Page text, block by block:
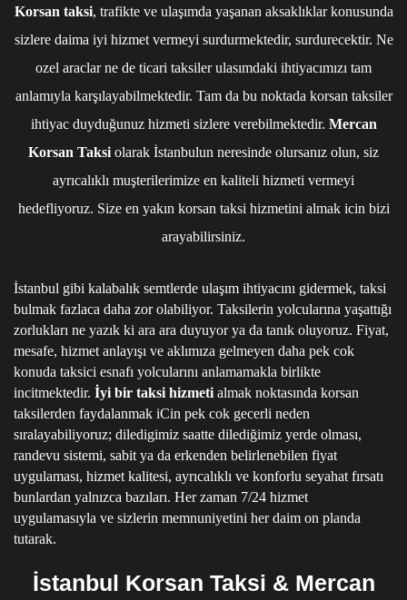
Korsan taksi, trafikte ve ulaşımda yaşanan aksaklıklar konusunda
sizlere daima iyi hizmet vermeyi surdurmektedir, surdurecektir. Ne
ozel araclar ne de ticari taksiler ulasımdaki ihtiyacımızı tam
anlamıyla karşılayabilmektedir. Tam da bu noktada korsan taksiler
ihtiyac duyduğunuz hizmeti sizlere verebilmektedir. Mercan
Korsan Taksi olarak İstanbulun neresinde olursanız olun, siz
ayrıcalıklı muşterilerimize en kaliteli hizmeti vermeyi
hedefliyoruz. Size en yakın korsan taksi hizmetini almak icin bizi
arayabilirsiniz.
İstanbul gibi kalabalık semtlerde ulaşım ihtiyacını gidermek, taksi
bulmak fazlaca daha zor olabiliyor. Taksilerin yolcularına yaşattığı
zorlukları ne yazık ki ara ara duyuyor ya da tanık oluyoruz. Fiyat,
mesafe, hizmet anlayışı ve aklımıza gelmeyen daha pek cok
konuda taksici esnafı yolcularını anlamamakla birlikte
incitmektedir. İyi bir taksi hizmeti almak noktasında korsan
taksilerden faydalanmak iCin pek cok gecerli neden
sıralayabiliyoruz; diledigimiz saatte dilediğimiz yerde olması,
randevu sistemi, sabit ya da erkenden belirlenebilen fiyat
uygulaması, hizmet kalitesi, ayrıcalıklı ve konforlu seyahat fırsatı
bunlardan yalnızca bazıları. Her zaman 7/24 hizmet
uygulamasıyla ve sizlerin memnuniyetini her daim on planda
tutarak.
İstanbul Korsan Taksi & Mercan